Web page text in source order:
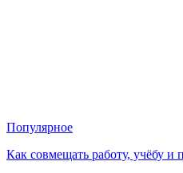
Популярное
Как совмещать работу, учёбу и